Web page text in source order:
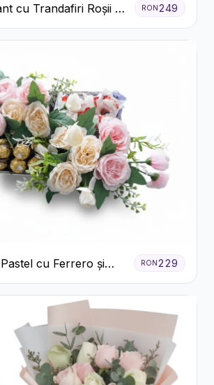
cu Trandafiri Roșii și
RON 249
cu Ferrero și
RON 229